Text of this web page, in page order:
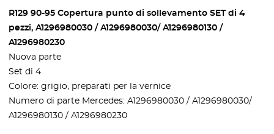
R129 90-95 Copertura punto di sollevamento SET di 4
pezzi, A1296980030 / A1296980030/ A1296980130 /
A1296980230
Nuova parte
Set di 4
Colore: grigio, preparati per la vernice
Numero di parte Mercedes: A1296980030 / A1296980030/
A1296980130 / A1296980230